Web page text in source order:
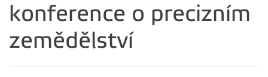
konference o precizním
zemědělství